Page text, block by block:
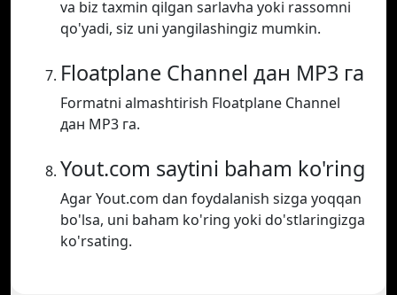
va biz taxmin qilgan sarlavha yoki rassomni
qo'yadi, siz uni yangilashingiz mumkin.
Floatplane Channel дан MP3 га
Formatni almashtirish Floatplane Channel
дан MP3 га.
Yout.com saytini baham ko'ring
Agar Yout.com dan foydalanish sizga yoqqan
bo'lsa, uni baham ko'ring yoki do'stlaringizga
ko'rsating.